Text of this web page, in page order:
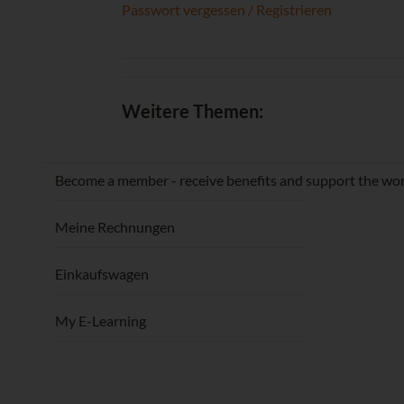
Passwort vergessen / Registrieren
Weitere Themen:
Become a member - receive benefits and support the
Meine Rechnungen
Einkaufswagen
My E-Learning